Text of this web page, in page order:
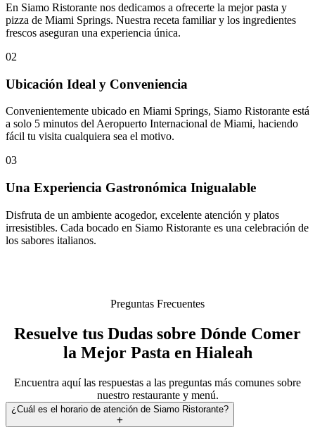
En Siamo Ristorante nos dedicamos a ofrecerte la mejor pasta y
pizza de Miami Springs. Nuestra receta familiar y los ingredientes
frescos aseguran una experiencia única.
02
Ubicación Ideal y Conveniencia
Convenientemente ubicado en Miami Springs, Siamo Ristorante está
a solo 5 minutos del Aeropuerto Internacional de Miami, haciendo
fácil tu visita cualquiera sea el motivo.
03
Una Experiencia Gastronómica Inigualable
Disfruta de un ambiente acogedor, excelente atención y platos
irresistibles. Cada bocado en Siamo Ristorante es una celebración de
los sabores italianos.
Preguntas Frecuentes
Resuelve tus Dudas sobre Dónde Comer
la Mejor Pasta en Hialeah
Encuentra aquí las respuestas a las preguntas más comunes sobre
nuestro restaurante y menú.
¿Cuál es el horario de atención de Siamo Ristorante?